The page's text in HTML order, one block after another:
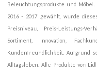
Beleuchtungsprodukte und
2016 - 2017 gewählt, wurde
Preisniveau, Preis-Leistungs-
Sortiment, Innovation,
Kundenfreundlichkeit. Aufgrund
Alltagsleben. Alle Produkte von